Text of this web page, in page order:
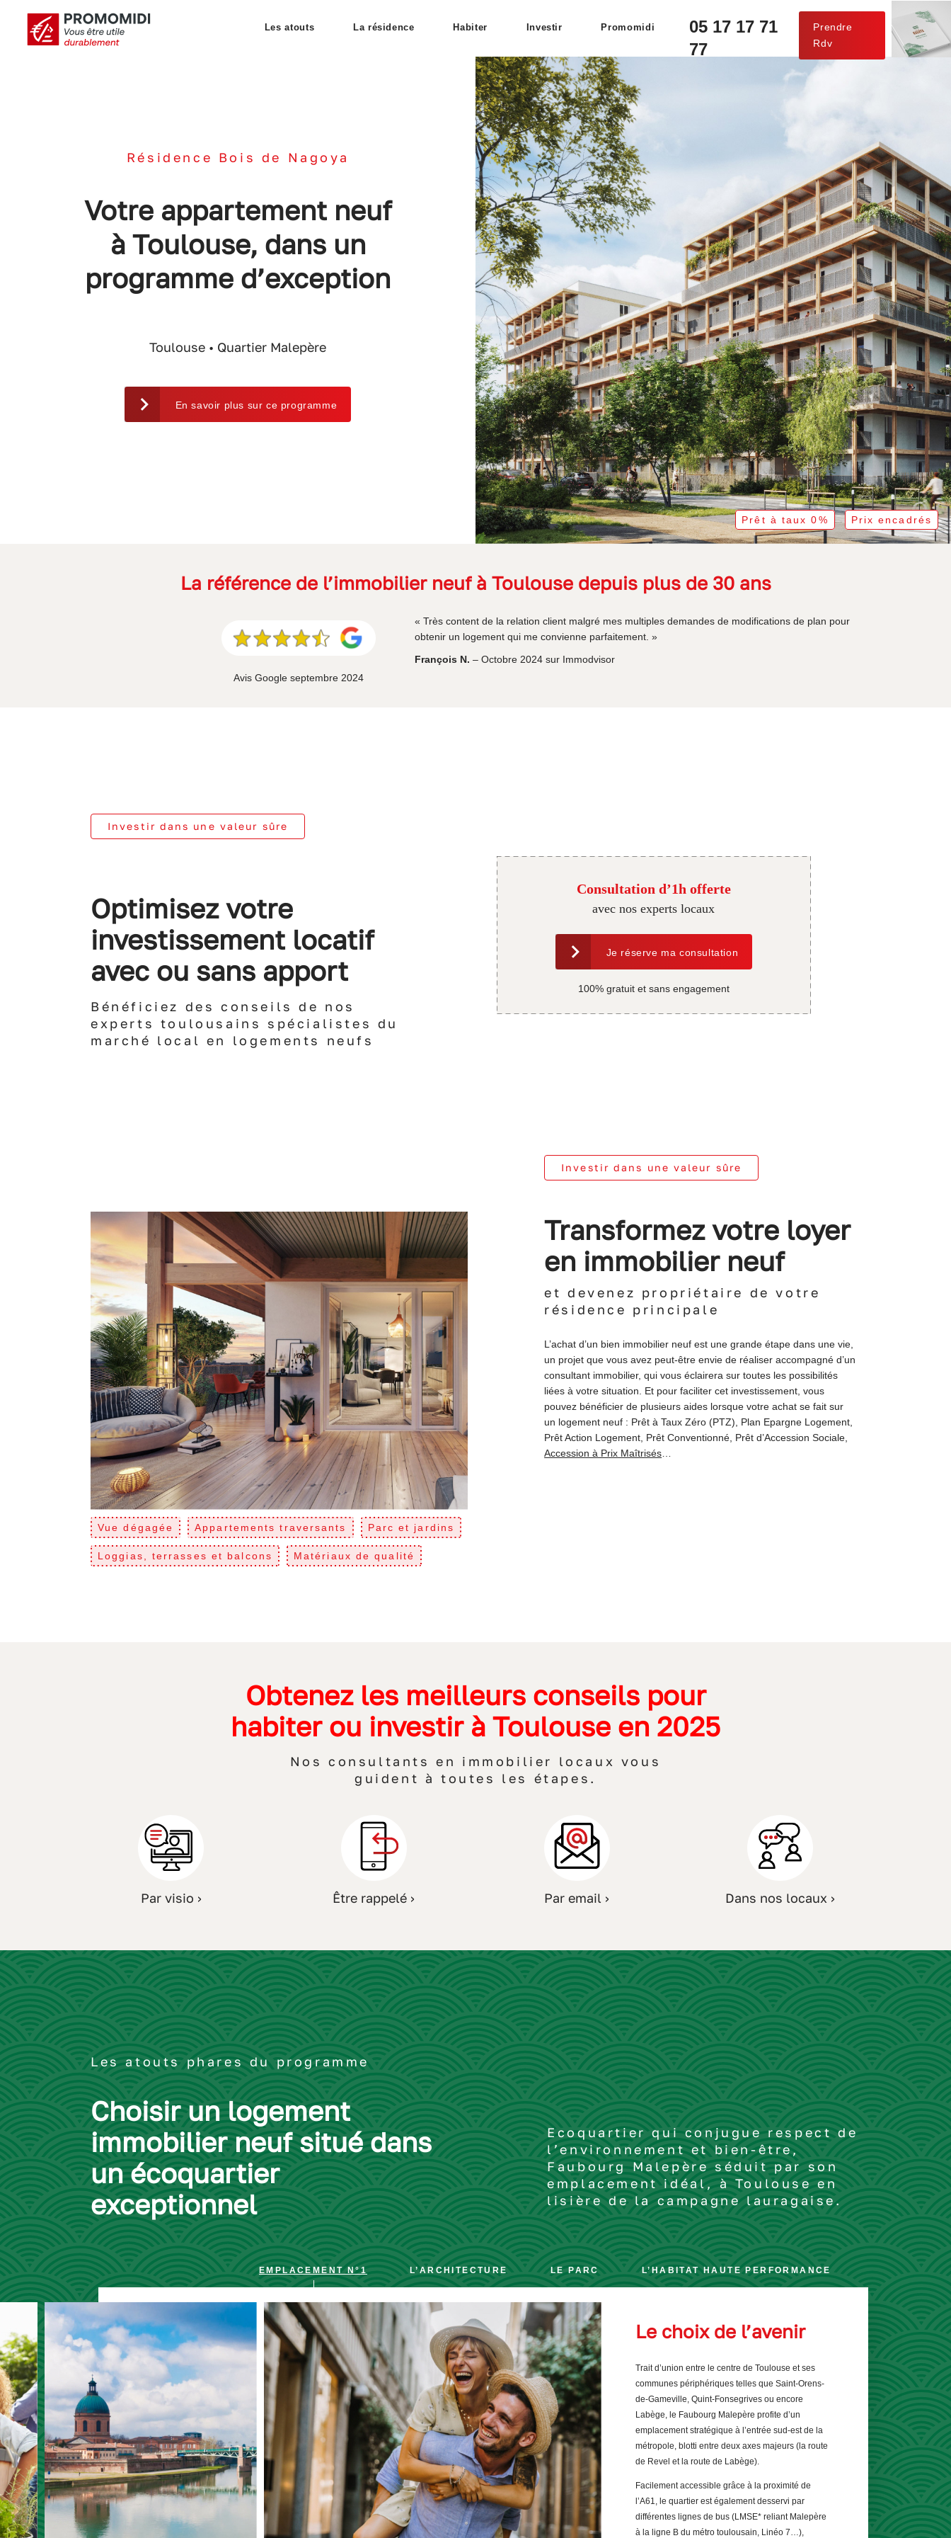
Les atouts La résidence Habiter Investir Promomidi
05 17 17 71
77
Prendre
Rdv
Résidence Bois de Nagoya
Votre appartement neuf
à Toulouse, dans un
programme d’exception
Toulouse • Quartier Malepère
En savoir plus sur ce programme
Prêt à taux 0% Prix encadrés
La référence de l’immobilier neuf à Toulouse depuis plus de 30 ans
Avis Google septembre 2024
« Très content de la relation client malgré mes multiples demandes de modifications de plan pour
obtenir un logement qui me convienne parfaitement. »
François N. – Octobre 2024 sur Immodvisor
Investir dans une valeur sûre
Optimisez votre
investissement locatif
avec ou sans apport
Bénéficiez des conseils de nos
experts toulousains spécialistes du
marché local en logements neufs
Consultation d’1h offerte
avec nos experts locaux
Je réserve ma consultation
100% gratuit et sans engagement
Vue dégagée Appartements traversants Parc et jardins
Loggias, terrasses et balcons Matériaux de qualité
Investir dans une valeur sûre
Transformez votre loyer
en immobilier neuf
et devenez propriétaire de votre
résidence principale
L’achat d’un bien immobilier neuf est une grande étape dans une vie,
un projet que vous avez peut-être envie de réaliser accompagné d’un
consultant immobilier, qui vous éclairera sur toutes les possibilités
liées à votre situation. Et pour faciliter cet investissement, vous
pouvez bénéficier de plusieurs aides lorsque votre achat se fait sur
un logement neuf : Prêt à Taux Zéro (PTZ), Plan Epargne Logement,
Prêt Action Logement, Prêt Conventionné, Prêt d’Accession Sociale,
Accession à Prix Maîtrisés…
Obtenez les meilleurs conseils pour
habiter ou investir à Toulouse en 2025
Nos consultants en immobilier locaux vous
guident à toutes les étapes.
Par visio › Être rappelé › Par email › Dans nos locaux ›
Les atouts phares du programme
Choisir un logement
immobilier neuf situé dans
un écoquartier
exceptionnel
Ecoquartier qui conjugue respect de
l’environnement et bien-être,
Faubourg Malepère séduit par son
emplacement idéal, à Toulouse en
lisière de la campagne lauragaise.
EMPLACEMENT N°1 L’ARCHITECTURE LE PARC L’HABITAT HAUTE PERFORMANCE
Le choix de l’avenir
Trait d’union entre le centre de Toulouse et ses
communes périphériques telles que Saint-Orens-
de-Gameville, Quint-Fonsegrives ou encore
Labège, le Faubourg Malepère profite d’un
emplacement stratégique à l’entrée sud-est de la
métropole, blotti entre deux axes majeurs (la route
de Revel et la route de Labège).
Facilement accessible grâce à la proximité de
l’A61, le quartier est également desservi par
différentes lignes de bus (LMSE* reliant Malepère
à la ligne B du métro toulousain, Linéo 7…),